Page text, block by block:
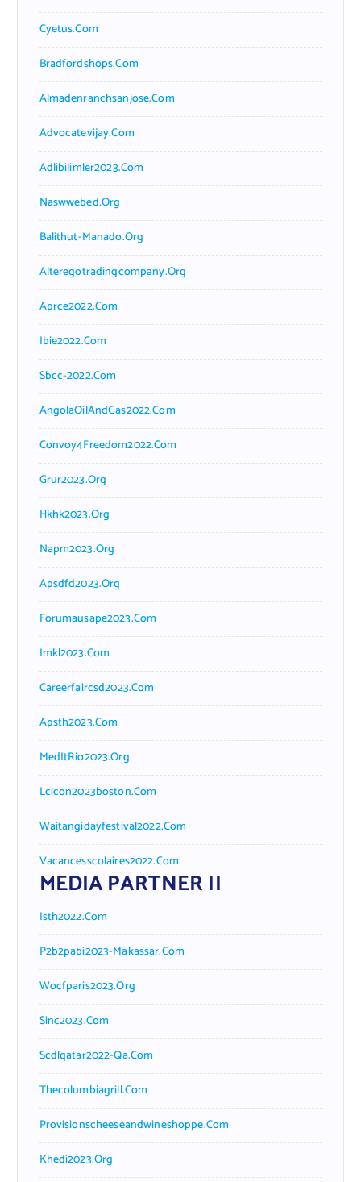
Cyetus.com
Bradfordshops.com
Almadenranchsanjose.com
Advocatevijay.com
Adlibilimler2023.com
Naswwebed.org
Balithut-Manado.org
Alteregotradingcompany.org
Aprce2022.com
Ibie2022.com
Sbcc-2022.com
AngolaOilAndGas2022.com
Convoy4Freedom2022.com
Grur2023.org
Hkhk2023.org
Napm2023.org
Apsdfd2023.org
Forumausape2023.com
Imkl2023.com
Careerfaircsd2023.com
Apsth2023.com
MedItRio2023.org
Lcicon2023boston.com
Waitangidayfestival2022.com
Vacancesscolaires2022.com
MEDIA PARTNER II
Isth2022.com
P2b2pabi2023-Makassar.com
Wocfparis2023.org
Sinc2023.com
Scdlqatar2022-Qa.com
Thecolumbiagrill.com
Provisionscheeseandwineshoppe.com
Khedi2023.org